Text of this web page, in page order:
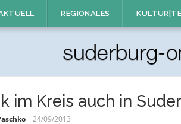
REGIONALES
im Kreis auch in
24/09/2013